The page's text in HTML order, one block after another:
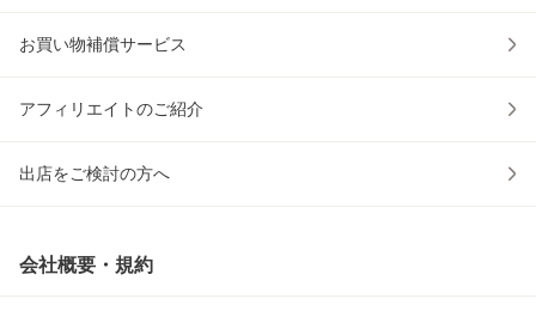
お買い物補償サービス
アフィリエイトのご紹介
出店をご検討の方へ
会社概要・規約